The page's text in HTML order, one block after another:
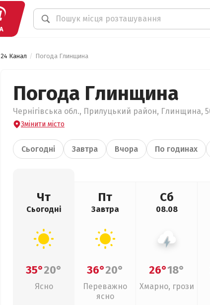
24 Канал Погода Глинщина
Погода Глинщина
Чернігівська обл., Прилуцький район, Глинщина,
Змінити місто
Сьогодні Завтра Вчора По годинах
Чт
Сьогодні
35°20°
Ясно
Пт
Завтра
36°20°
Переважно
ясно
Сб
08.08
26°18°
Хмарно, грози